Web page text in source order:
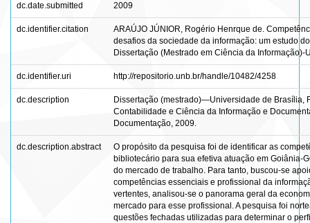
dc.date.submitted 2009
dc.identifier.citation
ARAÚJO JÚNIOR, Rogério Henrque de.
desafios da sociedade da informação: um estudo
Dissertação (Mestrado em Ciência da
dc.identifier.uri http://repositorio.unb.br/handle/10482/4258
dc.description
Dissertação (mestrado)—Universidade de Brasília,
Contabilidade e Ciência da Informação e
Documentação, 2009.
dc.description.abstract
O propósito da pesquisa foi de identificar as
bibliotecário para sua efetiva atuação em Goiânia-
do mercado de trabalho. Para tanto, buscou-se
competências essenciais e profissional da
vertentes, analisou-se o panorama geral da
mercado para esse profissional. A pesquisa foi
questões fechadas utilizadas para determinar o